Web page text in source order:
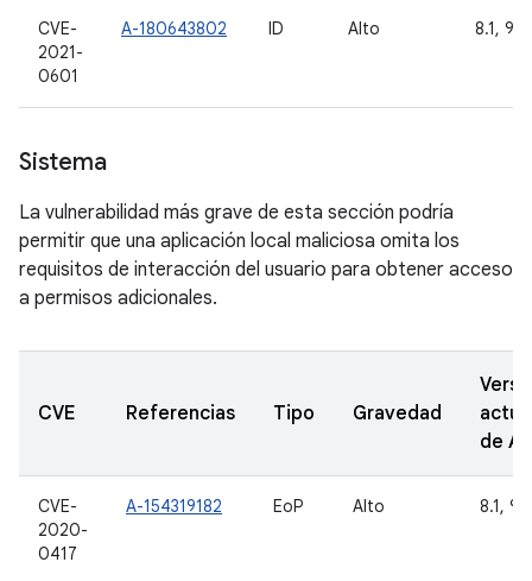
CVE-
2021-
0601
A-180643802 ID Alto 8.1, 9,
Sistema
La vulnerabilidad más grave de esta sección podría
permitir que una aplicación local maliciosa omita los
requisitos de interacción del usuario para obtener acceso
a permisos adicionales.
CVE Referencias Tipo Gravedad
de
CVE-
2020-
0417
A-154319182 EoP Alto 8.1, 9